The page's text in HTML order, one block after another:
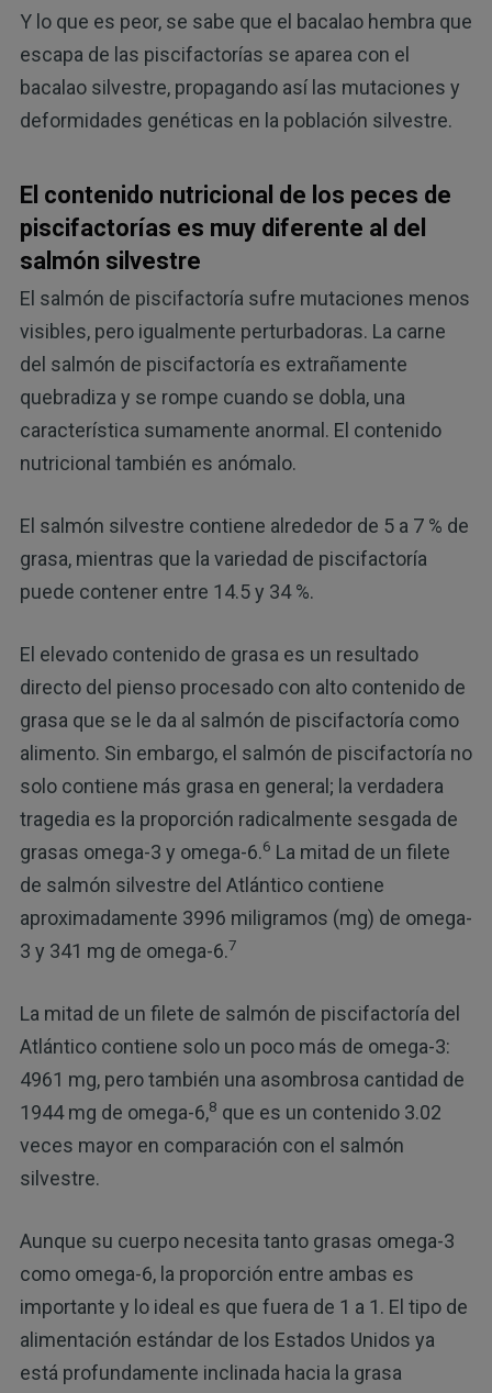
Y lo que es peor, se sabe que el bacalao hembra que
escapa de las piscifactorías se aparea con el
bacalao silvestre, propagando así las mutaciones y
deformidades genéticas en la población silvestre.
El contenido nutricional de los peces de
piscifactorías es muy diferente al del
salmón silvestre
El salmón de piscifactoría sufre mutaciones menos
visibles, pero igualmente perturbadoras. La carne
del salmón de piscifactoría es extrañamente
quebradiza y se rompe cuando se dobla, una
característica sumamente anormal. El contenido
nutricional también es anómalo.
El salmón silvestre contiene alrededor de 5 a 7 % de
grasa, mientras que la variedad de piscifactoría
puede contener entre 14.5 y 34 %.
El elevado contenido de grasa es un resultado
directo del pienso procesado con alto contenido de
grasa que se le da al salmón de piscifactoría como
alimento. Sin embargo, el salmón de piscifactoría no
solo contiene más grasa en general; la verdadera
tragedia es la proporción radicalmente sesgada de
grasas omega-3 y omega-6.6 La mitad de un filete
de salmón silvestre del Atlántico contiene
aproximadamente 3996 miligramos (mg) de omega-
3 y 341 mg de omega-6.7
La mitad de un filete de salmón de piscifactoría del
Atlántico contiene solo un poco más de omega-3:
4961 mg, pero también una asombrosa cantidad de
1944 mg de omega-6,8 que es un contenido 3.02
veces mayor en comparación con el salmón
silvestre.
Aunque su cuerpo necesita tanto grasas omega-3
como omega-6, la proporción entre ambas es
importante y lo ideal es que fuera de 1 a 1. El tipo de
alimentación estándar de los Estados Unidos ya
está profundamente inclinada hacia la grasa